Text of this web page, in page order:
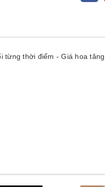
thời điểm - Giá hoa